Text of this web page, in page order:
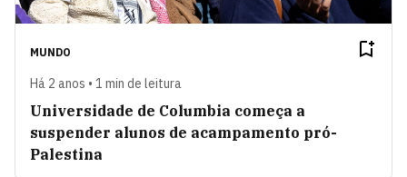
MUNDO
Há 2 anos • 1 min de leitura
Universidade de Columbia começa a
suspender alunos de acampamento pró-
Palestina